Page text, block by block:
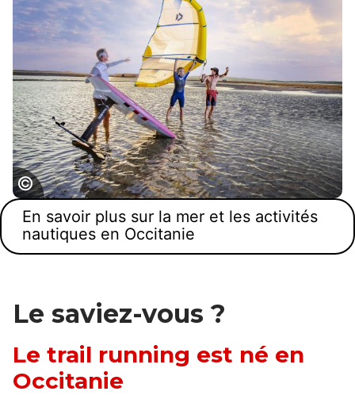
Pratique du sport de glisse Wing foil / Wing
surf dans la Lagune de Gruissan
En savoir plus sur la mer et les activités
nautiques en Occitanie
Le saviez-vous ?
Le trail running est né en
Occitanie